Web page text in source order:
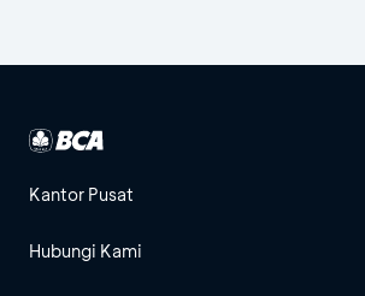
Kantor Pusat
Hubungi Kami